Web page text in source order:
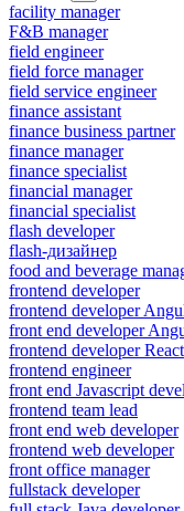
facility manager
F&B manager
field engineer
field force manager
field service engineer
finance assistant
finance business partner
finance manager
finance specialist
financial manager
financial specialist
flash developer
flash-дизайнер
food and beverage
frontend developer
frontend developer
front end developer
frontend developer React
frontend engineer
front end Javascript
frontend team lead
front end web developer
frontend web developer
front office manager
fullstack developer